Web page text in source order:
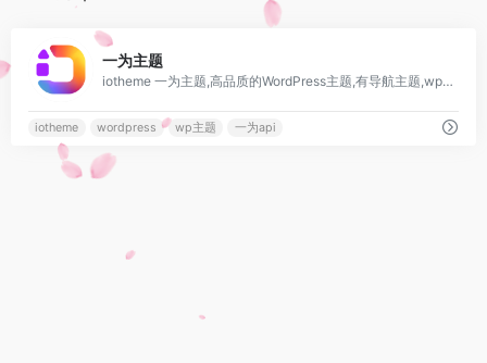
一为主题
iotheme 一为主题,高品质的WordPress主题,有导航主题,wp主题,一为api,热搜榜等主题服务
iotheme wordpress wp主题 一为api